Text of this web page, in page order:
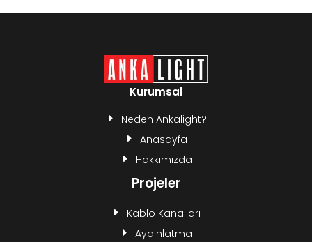
Kurumsal
Neden Ankalight?
Anasayfa
Hakkımızda
Projeler
Kablo Kanalları
Aydınlatma